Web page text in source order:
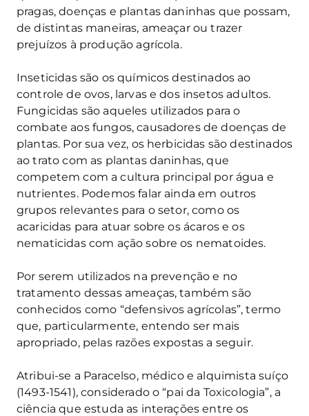
pragas, doenças e plantas daninhas que possam,
de distintas maneiras, ameaçar ou trazer
prejuízos à produção agrícola.
Inseticidas são os químicos destinados ao
controle de ovos, larvas e dos insetos adultos.
Fungicidas são aqueles utilizados para o
combate aos fungos, causadores de doenças de
plantas. Por sua vez, os herbicidas são destinados
ao trato com as plantas daninhas, que
competem com a cultura principal por água e
nutrientes. Podemos falar ainda em outros
grupos relevantes para o setor, como os
acaricidas para atuar sobre os ácaros e os
nematicidas com ação sobre os nematoides.
Por serem utilizados na prevenção e no
tratamento dessas ameaças, também são
conhecidos como “defensivos agrícolas”, termo
que, particularmente, entendo ser mais
apropriado, pelas razões expostas a seguir.
Atribui-se a Paracelso, médico e alquimista suíço
(1493-1541), considerado o “pai da Toxicologia”, a
ciência que estuda as interações entre os